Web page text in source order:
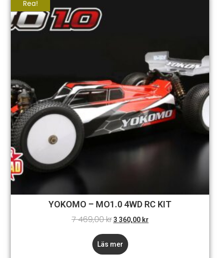
Rea!
YOKOMO – MO1.0 4WD RC KIT
7 469,00kr 3 360,00 kr
Läs mer